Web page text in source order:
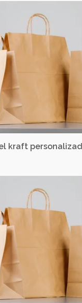
kraft